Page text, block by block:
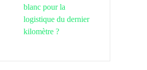
blanc pour la
logistique du dernier
kilomètre ?